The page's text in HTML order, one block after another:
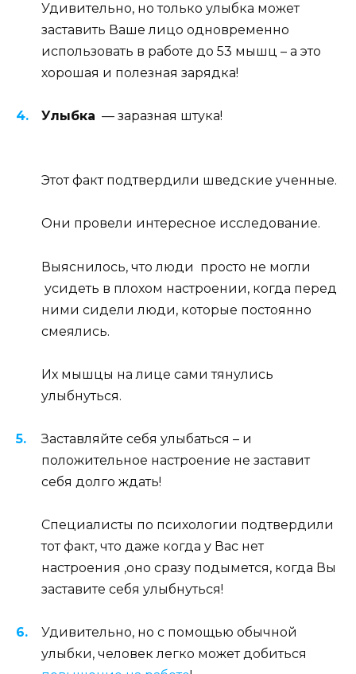
Удивительно, но только улыбка может
заставить Ваше лицо одновременно
использовать в работе до 53 мышц – а это
хорошая и полезная зарядка!
Улыбка — заразная штука!
Этот факт подтвердили шведские ученные.
Они провели интересное исследование.
Выяснилось, что люди просто не могли
усидеть в плохом настроении, когда перед
ними сидели люди, которые постоянно
смеялись.
Их мышцы на лице сами тянулись
улыбнуться.
Заставляйте себя улыбаться – и
положительное настроение не заставит
себя долго ждать!
Специалисты по психологии подтвердили
тот факт, что даже когда у Вас нет
настроения ,оно сразу подымется, когда Вы
заставите себя улыбнуться!
Удивительно, но с помощью обычной
улыбки, человек легко может добиться